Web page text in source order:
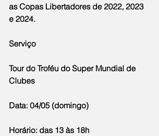
as Copas Libertadores de 2022, 2023
e 2024.
Serviço
Tour do Troféu do Super Mundial de
Clubes
Data: 04/05 (domingo)
Horário: das 13 às 18h